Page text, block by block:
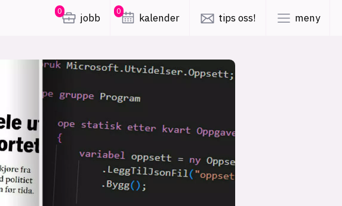
0
jobb
0
kalender tips oss! meny
meninger
apputvikling
lys modus
nyhetsbrev
kode24-klubben
LinkedIn